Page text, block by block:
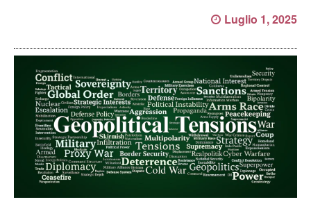
Luglio 1, 2025